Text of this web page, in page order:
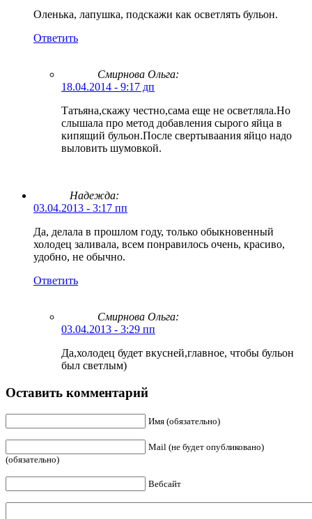
Оленька, лапушка, подскажи как осветлять бульон.
Ответить
Смирнова Ольга:
18.04.2014 - 9:17 дп
Татьяна,скажу честно,сама еще не осветляла.Но
слышала про метод добавления сырого яйца в
кипящий бульон.После свертываания яйцо надо
выловить шумовкой.
Надежда:
03.04.2013 - 3:17 пп
Да, делала в прошлом году, только обыкновенный
холодец заливала, всем понравилось очень, красиво,
удобно, не обычно.
Ответить
Смирнова Ольга:
03.04.2013 - 3:29 пп
Да,холодец будет вкусней,главное, чтобы бульон
был светлым)
Оставить комментарий
Имя (обязательно)
Mail (не будет опубликовано)
(обязательно)
Вебсайт